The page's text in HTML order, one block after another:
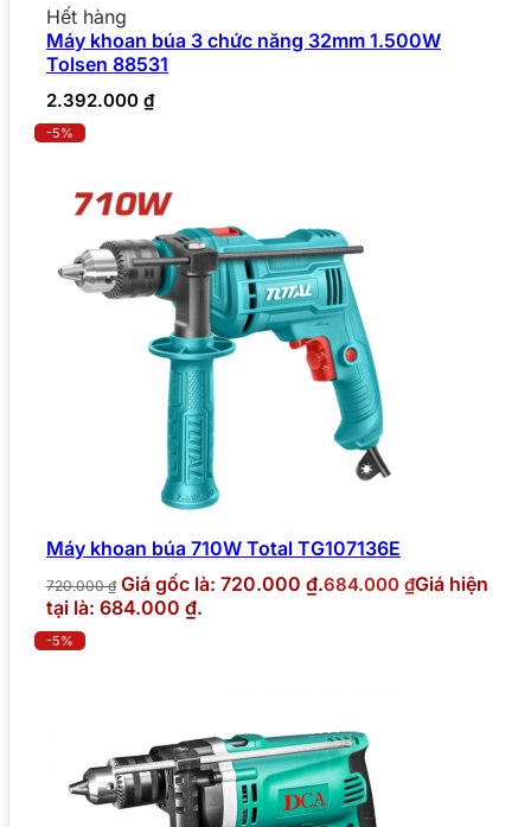
Hết hàng
Máy khoan búa 3 chức năng 32mm 1.500W
Tolsen 88531
2.392.000 ₫
-5%
Máy khoan búa 710W Total TG107136E
720.000₫ Giá gốc là: 720.000 ₫.684.000 ₫Giá hiện
tại là: 684.000 ₫.
-5%